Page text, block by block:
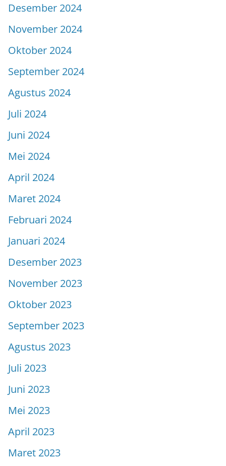
Desember 2024
November 2024
Oktober 2024
September 2024
Agustus 2024
Juli 2024
Juni 2024
Mei 2024
April 2024
Maret 2024
Februari 2024
Januari 2024
Desember 2023
November 2023
Oktober 2023
September 2023
Agustus 2023
Juli 2023
Juni 2023
Mei 2023
April 2023
Maret 2023